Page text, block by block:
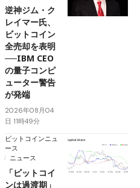
逆神ジム・ク
レイマー氏、
ビットコイン
全売却を表明
──IBM CEO
の量子コンピ
ューター警告
が発端
2026年08月04
日 11時49分
ビットコインニュ
ース
ニュース
「ビットコイ
ンは過渡期」